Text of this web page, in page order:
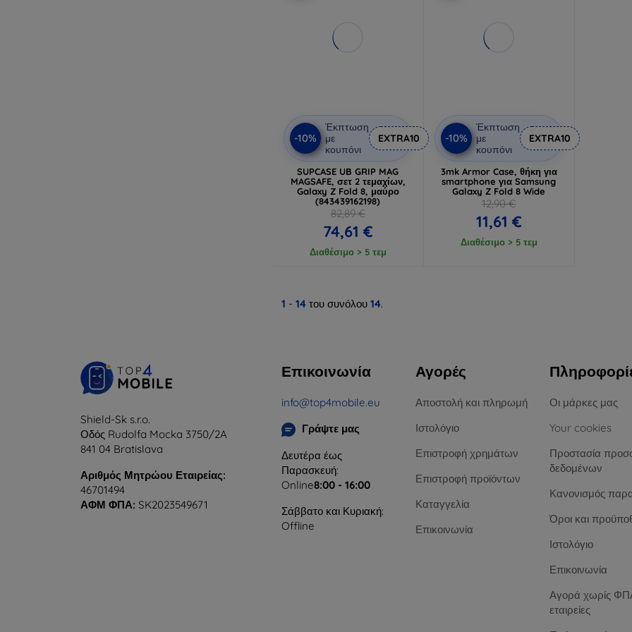
-10%
Έκπτωση
με
κουπόνι
EXTRA10
SUPCASE UB GRIP MAG
MAGSAFE, σετ 2 τεμαχίων,
Galaxy Z Fold 8, μαύρο
(843439162198)
82,89 €
74,61 €
Διαθέσιμο > 5 τεμ
-10%
Έκπτωση
με
κουπόνι
EXTRA10
3mk Armor Case, θήκη για
smartphone για Samsung
Galaxy Z Fold 8 Wide
12,90 €
11,61 €
Διαθέσιμο > 5 τεμ
1 - 14 του συνόλου 14.
Shield-Sk s.r.o.
Οδός Rudolfa Mocka 3750/2A
841 04 Bratislava
Αριθμός Μητρώου Εταιρείας:
46701494
ΑΦΜ ΦΠΑ: SK2023549671
Επικοινωνία
info@top4mobile.eu
Γράψτε μας
Δευτέρα έως
Παρασκευή:
Online8:00 - 16:00
Σάββατο και Κυριακή:
Offline
Αγορές
Αποστολή και πληρωμή
Ιστολόγιο
Επιστροφή χρημάτων
Επιστροφή προϊόντων
Καταγγελία
Επικοινωνία
Οι μάρκες μας
Your cookies
Προστασία
δεδομένων
Κανονισμός
Όροι και
Ιστολόγιο
Επικοινωνία
Αγορά χωρίς
εταιρείες